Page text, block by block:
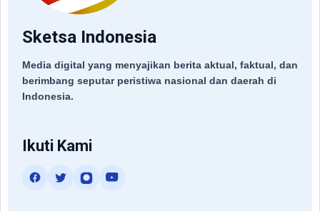
Sketsa Indonesia
Media digital yang menyajikan berita aktual, faktual, dan
berimbang seputar peristiwa nasional dan daerah di
Indonesia.
Ikuti Kami